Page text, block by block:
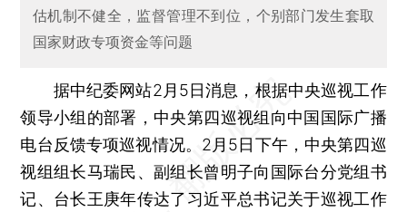
估机制不健全，监督管理不到位，个别部门发生套取
国家财政专项资金等问题
据中纪委网站2月5日消息，根据中央巡视工作
领导小组的部署，中央第四巡视组向中国国际广播
电台反馈专项巡视情况。2月5日下午，中央第四巡
视组组长马瑞民、副组长曾明子向国际台分党组书
记、台长王庚年传达了习近平总书记关于巡视工作